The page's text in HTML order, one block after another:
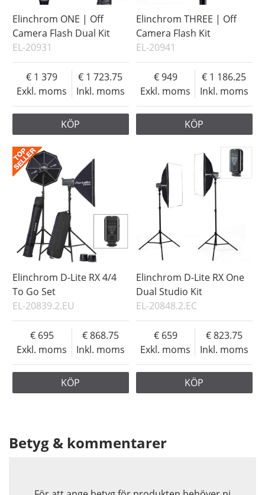
Elinchrom ONE | Off
Camera Flash Dual Kit
EL-20931
Exkl. moms
1 379
Inkl. moms
1 723.75
KÖP
Elinchrom THREE | Off
Camera Flash Kit
EL-20941
Exkl. moms
949
Inkl. moms
1 186.25
KÖP
Elinchrom D-Lite RX 4/4
To Go Set
EL-20839.2.EU
Exkl. moms
695
Inkl. moms
868.75
KÖP
Elinchrom D-Lite RX One
Dual Studio Kit
EL-20848.2.EC
Exkl. moms
659
Inkl. moms
823.75
KÖP
Betyg & kommentarer